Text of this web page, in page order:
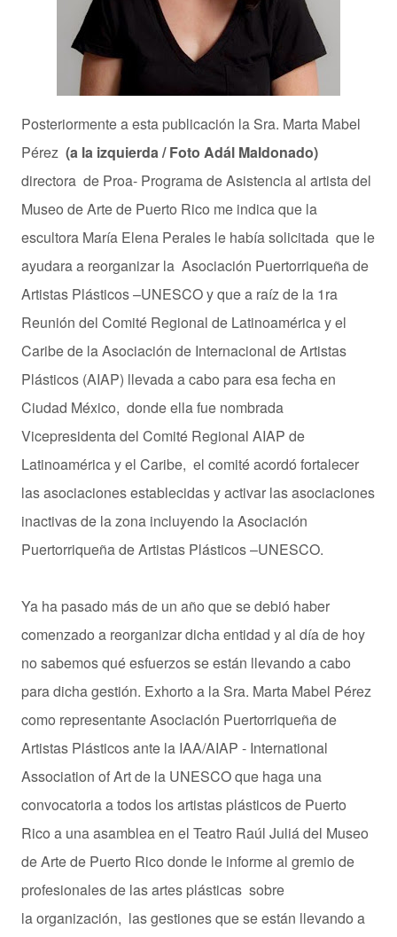
Posteriormente a esta publicación la Sra. Marta Mabel
Pérez (a la izquierda / Foto Adál Maldonado)
directora de Proa- Programa de Asistencia al artista del
Museo de Arte de Puerto Rico me indica que la
escultora María Elena Perales le había solicitada que le
ayudara a reorganizar la Asociación Puertorriqueña de
Artistas Plásticos –UNESCO y que a raíz de la 1ra
Reunión del Comité Regional de Latinoamérica y el
Caribe de la Asociación de Internacional de Artistas
Plásticos (AIAP) llevada a cabo para esa fecha en
Ciudad México, donde ella fue nombrada
Vicepresidenta del Comité Regional AIAP de
Latinoamérica y el Caribe, el comité acordó fortalecer
las asociaciones establecidas y activar las asociaciones
inactivas de la zona incluyendo la Asociación
Puertorriqueña de Artistas Plásticos –UNESCO.
Ya ha pasado más de un año que se debió haber
comenzado a reorganizar dicha entidad y al día de hoy
no sabemos qué esfuerzos se están llevando a cabo
para dicha gestión. Exhorto a la Sra. Marta Mabel Pérez
como representante Asociación Puertorriqueña de
Artistas Plásticos ante la IAA/AIAP - International
Association of Art de la UNESCO que haga una
convocatoria a todos los artistas plásticos de Puerto
Rico a una asamblea en el Teatro Raúl Juliá del Museo
de Arte de Puerto Rico donde le informe al gremio de
profesionales de las artes plásticas sobre
la organización, las gestiones que se están llevando a